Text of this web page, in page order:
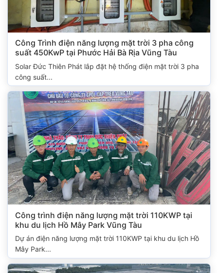
Công Trình điện năng lượng mặt trời 3 pha công
suất 450KwP tại Phước Hải Bà Rịa Vũng Tàu
Solar Đức Thiên Phát lắp đặt hệ thống điện mặt trời 3 pha
công suất...
Công trình điện năng lượng mặt trời 110KWP tại
khu du lịch Hồ Mây Park Vũng Tàu
Dự án điện năng lượng mặt trời 110KWP tại khu du lịch Hồ
Mây Park...